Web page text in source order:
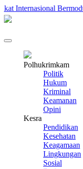
Bermodus
Polhukrimkam
Politik
Hukum
Kriminal
Keamanan
Opini
Kesra
Pendidikan
Kesehatan
Keagamaan
Lingkungan
Sosial